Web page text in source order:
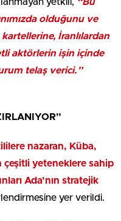
olduğunu ve
İranlılardan
aktörlerin işin içinde
telaş verici.”
nazaran, Küba,
çeşitli yeteneklere sahip
Ada’nın stratejik
yer verildi.